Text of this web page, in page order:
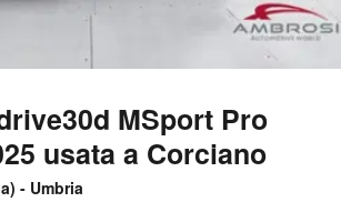
MSport Pro
usata a Corciano
) - Umbria